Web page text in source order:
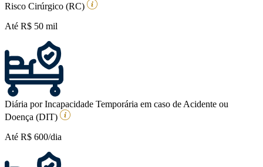
Risco Cirúrgico (RC)
Até R$ 50 mil
Diária por Incapacidade Temporária em caso de Acidente ou
Doença (DIT)
Até R$ 600/dia